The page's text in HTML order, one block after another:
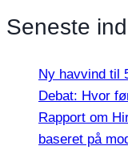
Seneste
Ny havvind til
Debat: Hvor
Rapport om
baseret på